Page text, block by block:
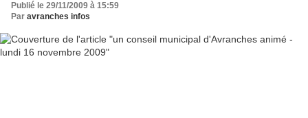
Publié le 29/11/2009 à 15:59
Par avranches infos